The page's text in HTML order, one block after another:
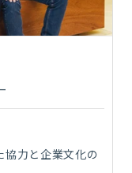
力と企業文化の